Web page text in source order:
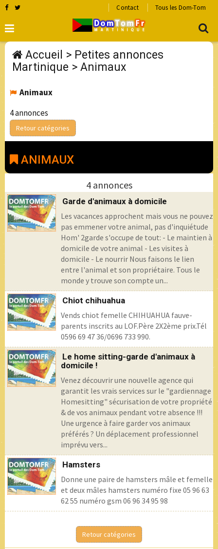
Contact Tous les Dom-Tom
Accueil > Petites annonces
Martinique > Animaux
Animaux
4 annonces
Retour catégories
ANIMAUX
4 annonces
Garde d'animaux à domicile
Les vacances approchent mais vous ne pouvez
pas emmener votre animal, pas d'inquiétude
Hom' 2garde s'occupe de tout: - Le maintien à
domicile de votre animal - Les visites à
domicile - Le nourrir Nous faisons le lien
entre l'animal et son propriétaire. Tous le
monde y trouve son compte un...
Chiot chihuahua
Vends chiot femelle CHIHUAHUA fauve-
parents inscrits au LOF.Père 2X2ème prix.Tél
0596 69 47 36/0696 733 990.
Le home sitting-garde d'animaux à
domicile !
Venez découvrir une nouvelle agence qui
garantit les vrais services sur le "gardiennage
Homesitting" sécurisation de votre propriété
& de vos animaux pendant votre absence !!!
Une urgence à faire garder vos animaux
préférés ? Un déplacement professionnel
imprévu vers...
Hamsters
Donne une paire de hamsters mâle et femelle
et deux mâles hamsters numéro fixe 05 96 63
62 55 numéro gsm 06 96 34 95 98
Retour catégories